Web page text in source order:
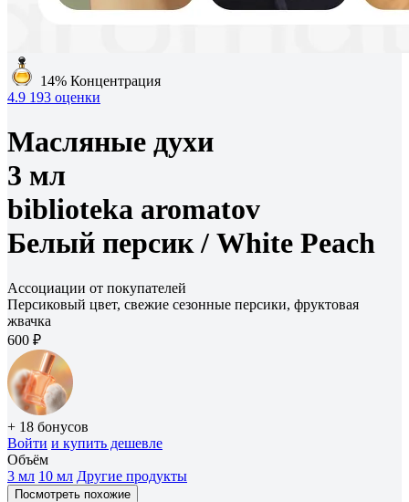
14% Концентрация
4.9 193 оценки
Масляные духи
3 мл
biblioteka aromatov
Белый персик / White Peach
Ассоциации от покупателей
Персиковый цвет, свежие сезонные персики, фруктовая
жвачка
600 ₽
+ 18 бонусов
Войти и купить дешевле
Объём
3 мл 10 мл Другие продукты
Посмотреть похожие